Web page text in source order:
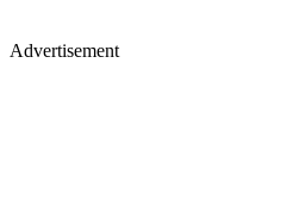
Advertisement